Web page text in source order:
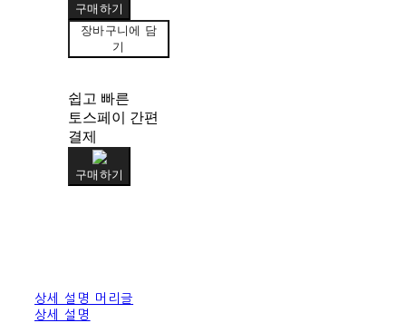
구매하기
장바구니에 담
기
쉽고 빠른
토스페이 간편
결제
구매하기
상세 설명 머리글
상세 설명